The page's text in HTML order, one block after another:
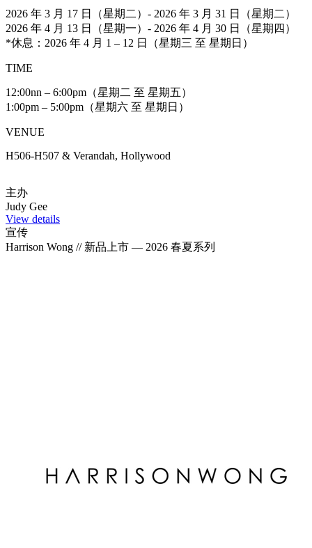
2026 年 3 月 17 日（星期二）- 2026 年 3 月 31 日（星期二）
2026 年 4 月 13 日（星期一）- 2026 年 4 月 30 日（星期四）
*休息：2026 年 4 月 1 – 12 日（星期三 至 星期日）
TIME
12:00nn – 6:00pm（星期二 至 星期五）
1:00pm – 5:00pm（星期六 至 星期日）
VENUE
H506-H507 & Verandah, Hollywood
主办
Judy Gee
View details
宣传
Harrison Wong // 新品上市 — 2026 春夏系列